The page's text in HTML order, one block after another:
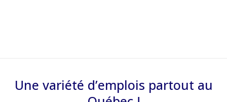
Une variété d’emplois partout au